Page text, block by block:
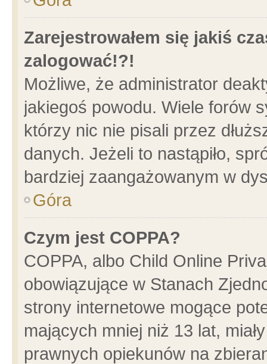
Zarejestrowałem się jakiś
zalogować!?!
Możliwe, że administrator
jakiegoś powodu. Wiele forów
którzy nic nie pisali przez
danych. Jeżeli to nastąpiło,
bardziej zaangażowanym w
Góra
Czym jest COPPA?
COPPA, albo Child Online
obowiązujące w Stanach
strony internetowe mogące
mających mniej niż 13 lat,
prawnych opiekunów na